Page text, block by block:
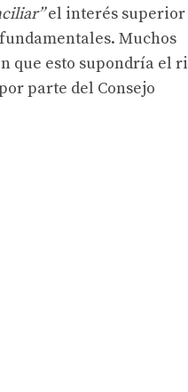
el interés superior
Muchos
que esto supondría el
parte del Consejo